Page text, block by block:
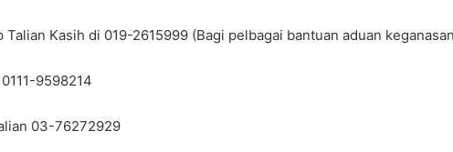
Talian Kasih di 019-2615999 (Bagi pelbagai bantuan aduan
9598214
03-76272929